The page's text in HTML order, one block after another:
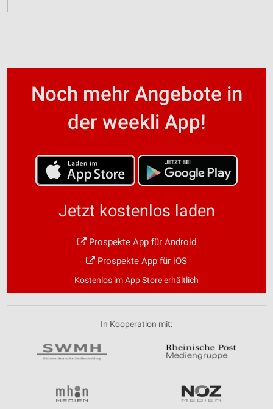
Noch mehr Angebote in
der weekli App!
Jetzt kostenlos laden
Prospekte App für Android
Prospekte App für iOS
Kostenlos im App Store erhältlich
In Kooperation mit: